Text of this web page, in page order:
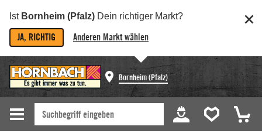
Ist Bornheim (Pfalz) Dein richtiger Markt?
JA, RICHTIG Anderen Markt wählen
Bornheim (Pfalz)